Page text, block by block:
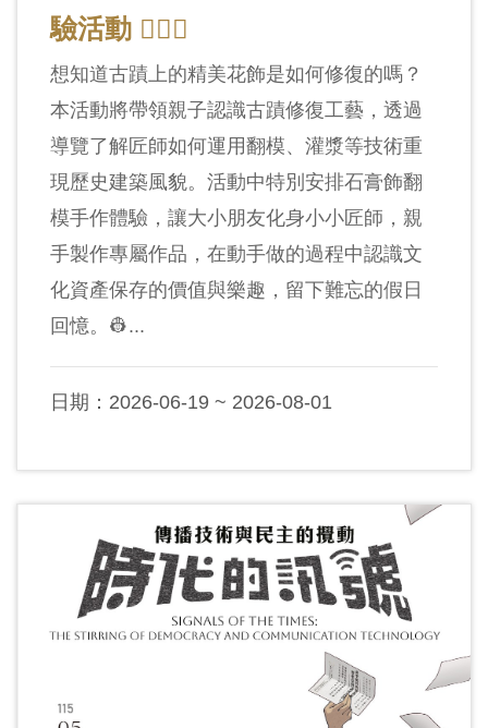
驗活動 👷🏻‍♀️
想知道古蹟上的精美花飾是如何修復的嗎？
本活動將帶領親子認識古蹟修復工藝，透過
導覽了解匠師如何運用翻模、灌漿等技術重
現歷史建築風貌。活動中特別安排石膏飾翻
模手作體驗，讓大小朋友化身小小匠師，親
手製作專屬作品，在動手做的過程中認識文
化資產保存的價值與樂趣，留下難忘的假日
回憶。👷...
日期：2026-06-19 ~ 2026-08-01